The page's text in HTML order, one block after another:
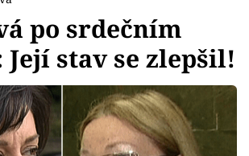
po srdečním
Její stav se zlepšil!